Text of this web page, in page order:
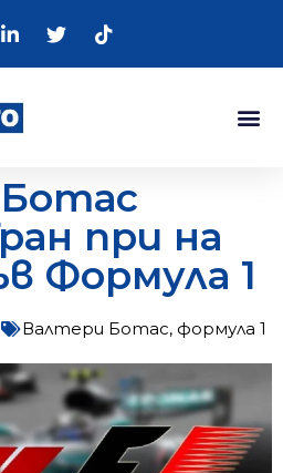
при на
Формула 1
Валтери Ботас, формула 1